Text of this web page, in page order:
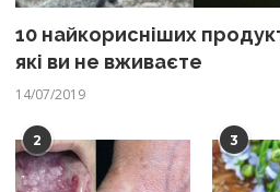
10 найкорисніших
які ви не вживаєте
14/07/2019
2 3